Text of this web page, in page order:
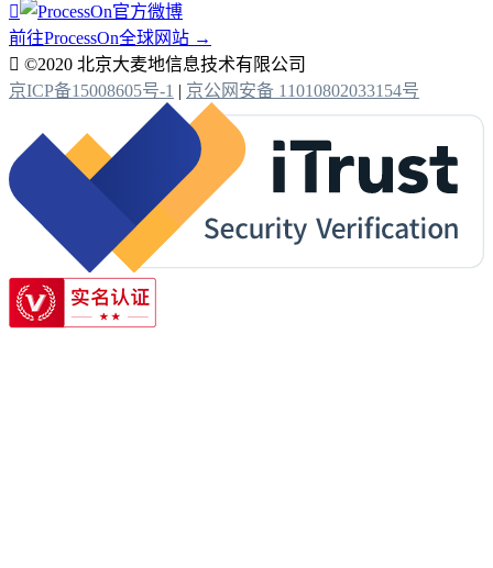

前往ProcessOn全球网站 →
 ©2020 北京大麦地信息技术有限公司
京ICP备15008605号-1 | 京公网安备 11010802033154号